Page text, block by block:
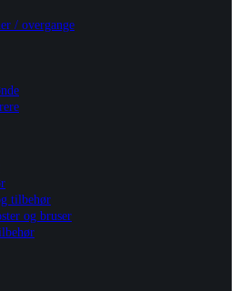
/ overgange
tilbehør
og bruser